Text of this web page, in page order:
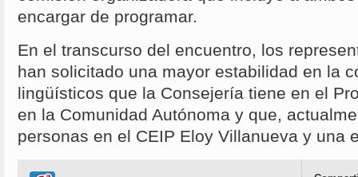
encargar de programar.
En el transcurso del encuentro, los
han solicitado una mayor estabilidad en la
lingüísticos que la Consejería tiene en el
en la Comunidad Autónoma y que,
personas en el CEIP Eloy Villanueva y una